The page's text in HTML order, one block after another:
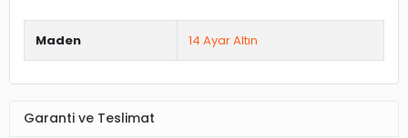
Maden 14 Ayar Altın
Garanti ve Teslimat